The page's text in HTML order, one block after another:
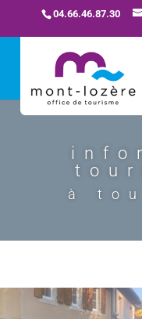
04.66.46.87.30
à